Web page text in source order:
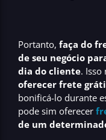
Portanto, faça do
de seu negócio
dia do cliente. Isso
oferecer frete
bonificá-lo durante
pode sim oferecer
de um